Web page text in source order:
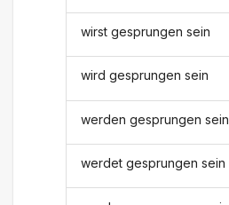
wirst gesprungen sein
wird gesprungen sein
werden gesprungen sein
werdet gesprungen sein